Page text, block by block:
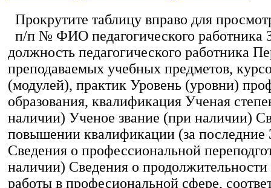
Прокрутите таблицу вправо для
п/п № ФИО педагогического работника
должность педагогического работника
преподаваемых учебных предметов,
(модулей), практик Уровень (уровни)
образования, квалификация Ученая
наличии) Ученое звание (при наличии)
повышении квалификации (за последние
Сведения о профессиональной
наличии) Сведения о
работы в професиональной сфере,